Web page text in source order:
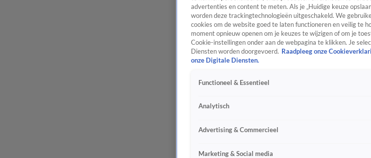
advertenties en content te meten. Als je „Huidige keuze
worden deze trackingtechnologieën uitgeschakeld. We
cookies om de website goed te laten functioneren en veilig te
moment opnieuw openen om je keuzes te wijzigen of om je
Cookie-instellingen onder aan de webpagina te klikken. Je
Diensten worden doorgevoerd. Raadpleeg onze
onze Digitale Diensten.
Functioneel & Essentieel
Analytisch
Advertising & Commercieel
Marketing & Social media